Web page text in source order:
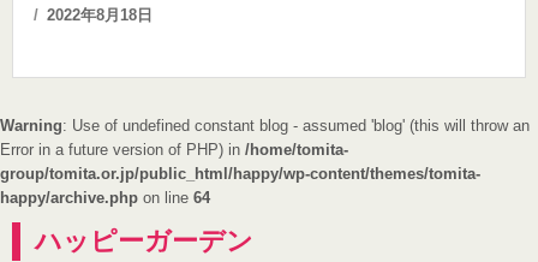
Posted
2022年8月18日
Warning: Use of undefined constant blog - assumed 'blog' (this will throw an
Error in a future version of PHP) in /home/tomita-
group/tomita.or.jp/public_html/happy/wp-content/themes/tomita-
happy/archive.php on line 64
ハッピーガーデン